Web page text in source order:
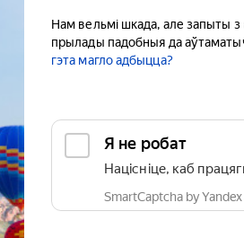
Нам вельмі шкада, але запыты
прылады падобныя да
гэта магло адбыцца?
Я не робат
Націсніце, каб
SmartCaptcha by